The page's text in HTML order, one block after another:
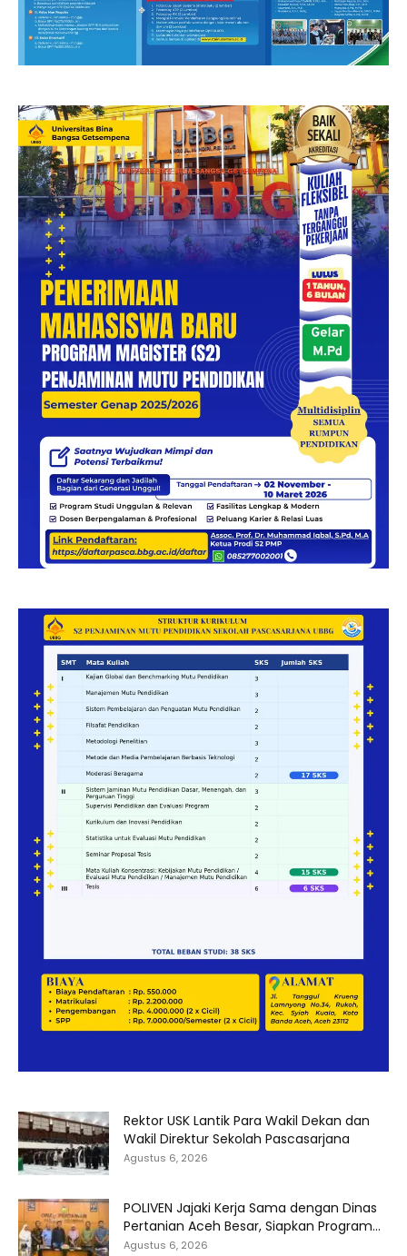
Rektor USK Lantik Para Wakil Dekan dan
Wakil Direktur Sekolah Pascasarjana
Agustus 6, 2026
POLIVEN Jajaki Kerja Sama dengan Dinas
Pertanian Aceh Besar, Siapkan Program...
Agustus 6, 2026